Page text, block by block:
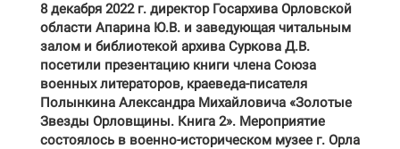
8 декабря 2022 г. директор Госархива Орловской
области Апарина Ю.В. и заведующая читальным
залом и библиотекой архива Суркова Д.В.
посетили презентацию книги члена Союза
военных литераторов, краеведа-писателя
Полынкина Александра Михайловича «Золотые
Звезды Орловщины. Книга 2». Мероприятие
состоялось в военно-историческом музее г. Орла